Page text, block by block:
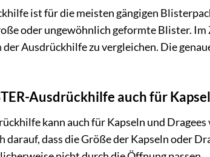
ist für die meisten gängigen
oder ungewöhnlich geformte Blister.
Ausdrückhilfe zu vergleichen. Die
Ausdrückhilfe auch für
kann auch für Kapseln und
darauf, dass die Größe der Kapseln oder